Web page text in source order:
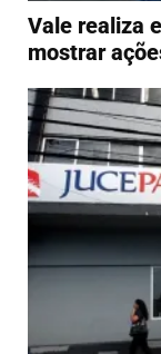
Vale realiza
mostrar